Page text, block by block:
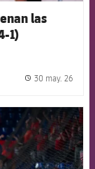
las
1)
30 may. 26